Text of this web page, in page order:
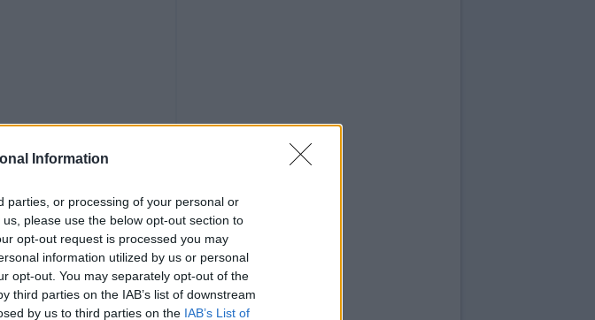
Information
parties, or processing of your personal or
please use the below opt-out section to
opt-out request is processed you may
information utilized by us or personal
opt-out. You may separately opt-out of the
third parties on the IAB’s list of downstream
by us to third parties on the IAB’s List of